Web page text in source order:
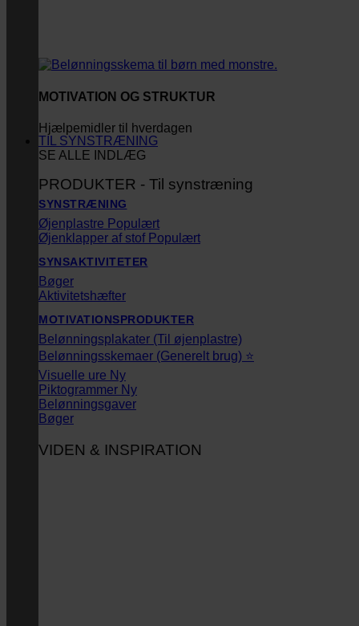
MOTIVATION OG STRUKTUR
Hjælpemidler til hverdagen
SE ALLE INDLÆG
TIL SYNSTRÆNING
PRODUKTER - Til synstræning
SYNSTRÆNING
Øjenplastre
Øjenklapper af stof
SYNSAKTIVITETER
Bøger
Aktivitetshæfter
MOTIVATIONSPRODUKTER
Belønningsplakater (Til øjenplastre)
Belønningsskemaer (Generelt brug) ⭐
Visuelle ure
Piktogrammer
Belønningsgaver
Bøger
VIDEN & INSPIRATION